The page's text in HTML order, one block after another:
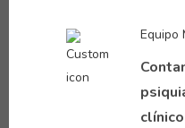
Equipo